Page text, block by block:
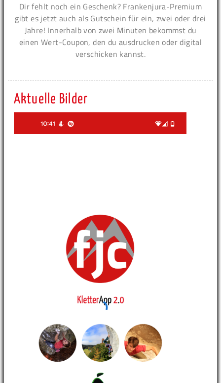
Dir fehlt noch ein Geschenk? Frankenjura-Premium
gibt es jetzt auch als Gutschein für ein, zwei oder drei
Jahre! Innerhalb von zwei Minuten bekommst du
einen Wert-Coupon, den du ausdrucken oder digital
verschicken kannst.
Aktuelle Bilder